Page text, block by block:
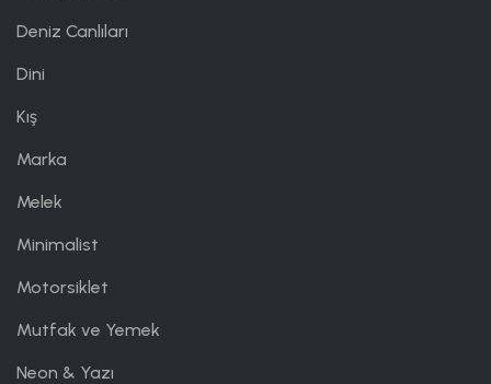
Deniz Canlıları
Dini
Kış
Marka
Melek
Minimalist
Motorsiklet
Mutfak ve Yemek
Neon & Yazı